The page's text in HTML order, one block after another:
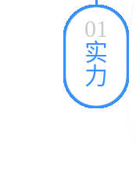
01
实
力